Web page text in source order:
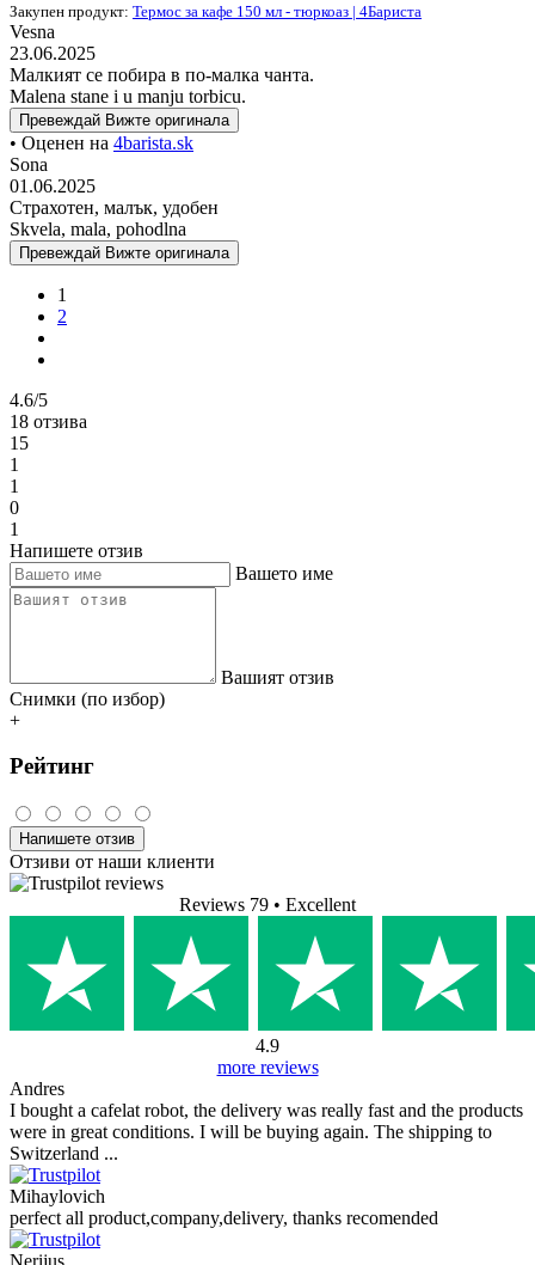
Закупен продукт: Термос за кафе 150 мл - тюркоаз | 4Бариста
Vesna
23.06.2025
Малкият се побира в по-малка чанта.
Malena stane i u manju torbicu.
Превеждай Вижте оригинала
• Оценен на 4barista.sk
Sona
01.06.2025
Страхотен, малък, удобен
Skvela, mala, pohodlna
Превеждай Вижте оригинала
1
2
4.6/5
18 отзива
15
1
1
0
1
Напишете отзив
Вашето име
Вашият отзив
Снимки (по избор)
+
Рейтинг
Напишете отзив
Отзиви от наши клиенти
Reviews 79 • Excellent
4.9
more reviews
Andres
I bought a cafelat robot, the delivery was really fast and the products
were in great conditions. I will be buying again. The shipping to
Switzerland ...
Mihaylovich
perfect all product,company,delivery, thanks recomended